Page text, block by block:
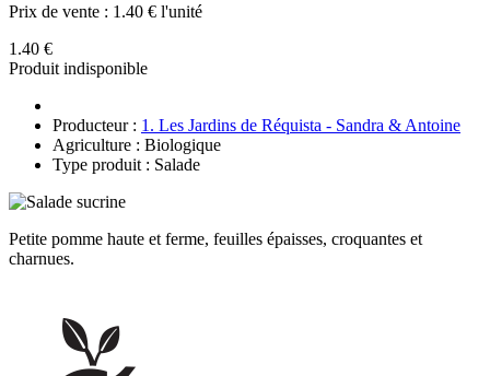
Prix de vente : 1.40 € l'unité
1.40 €
Produit indisponible
Producteur : 1. Les Jardins de Réquista - Sandra & Antoine
Agriculture : Biologique
Type produit : Salade
Petite pomme haute et ferme, feuilles épaisses, croquantes et
charnues.